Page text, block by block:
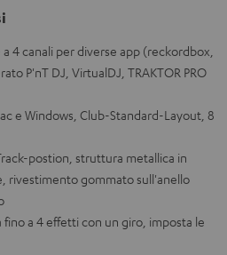
4 canali per diverse app (reckordbox,
P'nT DJ, VirtualDJ, TRAKTOR PRO
e Windows, Club-Standard-Layout, 8
postion, struttura metallica in
rivestimento gommato sull'anello
a 4 effetti con un giro, imposta le